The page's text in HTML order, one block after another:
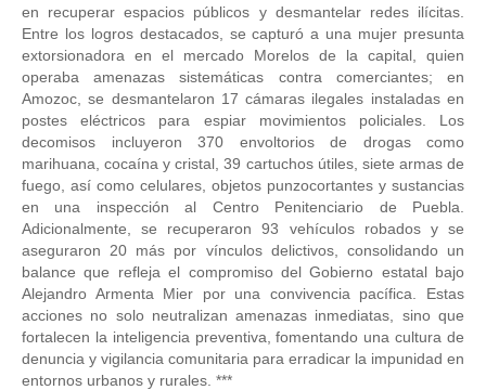
en recuperar espacios públicos y desmantelar redes ilícitas.
Entre los logros destacados, se capturó a una mujer presunta
extorsionadora en el mercado Morelos de la capital, quien
operaba amenazas sistemáticas contra comerciantes; en
Amozoc, se desmantelaron 17 cámaras ilegales instaladas en
postes eléctricos para espiar movimientos policiales. Los
decomisos incluyeron 370 envoltorios de drogas como
marihuana, cocaína y cristal, 39 cartuchos útiles, siete armas de
fuego, así como celulares, objetos punzocortantes y sustancias
en una inspección al Centro Penitenciario de Puebla.
Adicionalmente, se recuperaron 93 vehículos robados y se
aseguraron 20 más por vínculos delictivos, consolidando un
balance que refleja el compromiso del Gobierno estatal bajo
Alejandro Armenta Mier por una convivencia pacífica. Estas
acciones no solo neutralizan amenazas inmediatas, sino que
fortalecen la inteligencia preventiva, fomentando una cultura de
denuncia y vigilancia comunitaria para erradicar la impunidad en
entornos urbanos y rurales. ***